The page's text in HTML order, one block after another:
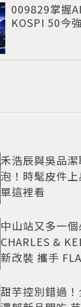
009829掌握
KOSPI 50今
禾浩辰與吳品
泡！時髦皮件
單這裡看
中山站又多一個
CHARLES &
新改裝 攜手
甜芋控別錯過